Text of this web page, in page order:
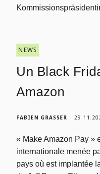
NEWS
Un Black
Amazon
FABIEN GRASSER
« Make Amazon Pay »
internationale menée
pays où est implantée